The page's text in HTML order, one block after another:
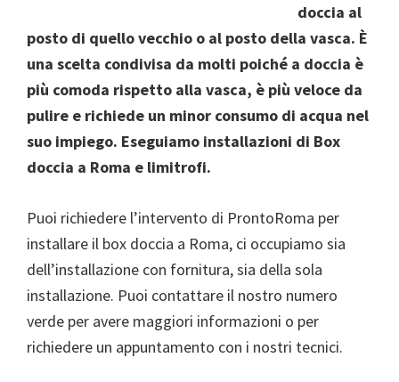
doccia al
posto di quello vecchio o al posto della vasca. È
una scelta condivisa da molti poiché a doccia è
più comoda rispetto alla vasca, è più veloce da
pulire e richiede un minor consumo di acqua nel
suo impiego. Eseguiamo installazioni di Box
doccia a Roma e limitrofi.
Puoi richiedere l’intervento di ProntoRoma per
installare il box doccia a Roma, ci occupiamo sia
dell’installazione con fornitura, sia della sola
installazione. Puoi contattare il nostro numero
verde per avere maggiori informazioni o per
richiedere un appuntamento con i nostri tecnici.